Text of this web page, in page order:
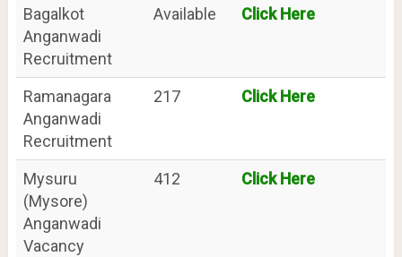
Bagalkot
Anganwadi
Recruitment
Available Click Here
Ramanagara
Anganwadi
Recruitment
217 Click Here
Mysuru
(Mysore)
Anganwadi
Vacancy
412 Click Here